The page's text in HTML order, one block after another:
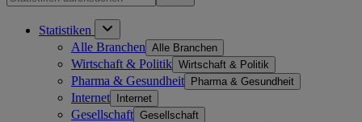
Statistiken
Alle Branchen Alle Branchen
Wirtschaft & Politik Wirtschaft & Politik
Pharma & Gesundheit Pharma & Gesundheit
Internet Internet
Gesellschaft Gesellschaft